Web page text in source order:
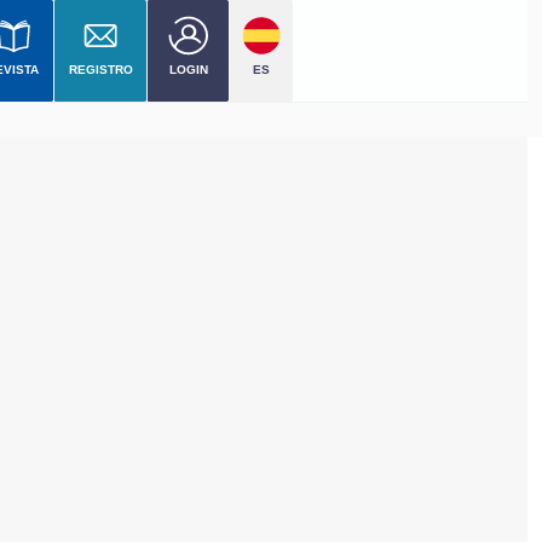
REGISTRO LOGIN ES